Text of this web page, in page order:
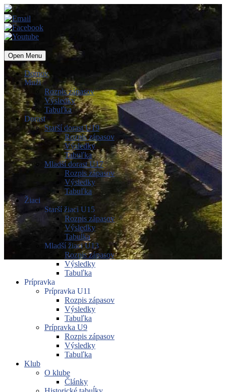
Open Menu
Domov
Muži
Rozpis zápasov
Výsledky
Tabuľka
Dorast
Starší dorast U19
Rozpis zápasov
Výsledky
Tabuľka
Mladší dorast U17
Rozpis zápasov
Výsledky
Tabuľka
Žiaci
Starší žiaci U15
Rozpis zápasov
Výsledky
Tabuĺka
Mladší žiaci U13
Rozpis zápasov
Výsledky
Tabuľka
Prípravka
Prípravka U11
Rozpis zápasov
Výsledky
Tabuľka
Prípravka U9
Rozpis zápasov
Výsledky
Tabuľka
Klub
O klube
Články